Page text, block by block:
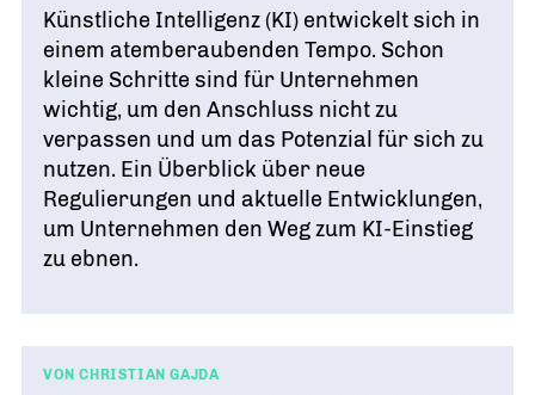
Die junge Wirtschaft
MISSION UND ZIELE
Vor Ort
KREISE IN DEN REGIONEN
Bundesvorstand
DAS FÜHRUNGSTEAM DES VERBANDS
Bundesgeschäftsstelle
ANSPRECHPARTNER IN BERLIN
PROJEKTE
Ausbildungs-Ass
DEUTSCHLANDS BESTE AUSBILDER
Unternehmen Vielfalt
VIELFALT STÄRKT ZUKUNFT
Tag der jungen Wirtschaft
WIRTSCHAFTSGIPFEL
Know-how-Transfer
WJD TRAINING
POSITIONEN
Junge Wirtschaft. Starke Zukunft
„UNSERE POSITIONEN IM ÜBERBLICK“
Innovation und Gründung
Digitalisierung
Europa und die Welt
Beruf und Familie
PRESSE
Pressemitteilungen
AKTUELLE MELDUNGEN
NEWS
Aktuelles
NEWS AUS DEM VERBAND
Publikationen
Künstliche Intelligenz (KI) entwickelt sich in
einem atemberaubenden Tempo. Schon
kleine Schritte sind für Unternehmen
wichtig, um den Anschluss nicht zu
verpassen und um das Potenzial für sich zu
nutzen. Ein Überblick über neue
Regulierungen und aktuelle Entwicklungen,
um Unternehmen den Weg zum KI-Einstieg
zu ebnen.
VON CHRISTIAN GAJDA